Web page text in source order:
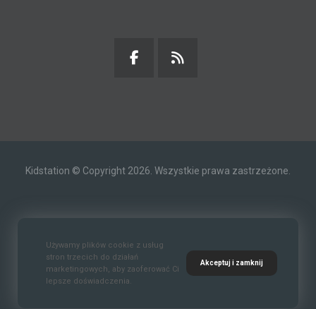
Kidstation © Copyright 2026. Wszystkie prawa zastrzeżone.
Używamy plików cookie z usług
stron trzecich do działań
marketingowych, aby zaoferować Ci
lepsze doświadczenia.
Akceptuj i zamknij